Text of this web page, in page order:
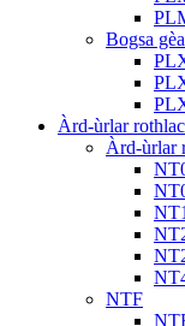
Bogsa
Àrd-ùrlar
Àrd-ùrlar
NTF